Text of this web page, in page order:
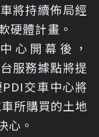
將持續佈局經
硬體計畫。
心開幕後，
服務據點將提
交車中心將
所購買的土地
心。